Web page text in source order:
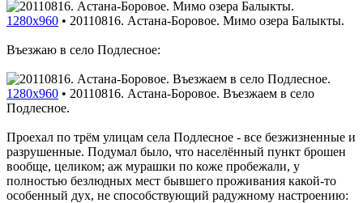
1280x960 • 20110816. Астана-Боровое. Мимо озера Балыкты.
Въезжаю в село Подлесное:
1280x960 • 20110816. Астана-Боровое. Въезжаем в село
Подлесное.
Проехал по трём улицам села Подлесное - все безжизненные и
разрушенные. Подумал было, что населённый пункт брошен
вообще, целиком; аж мурашки по коже пробежали, у
полностью безлюдных мест бывшего проживания какой-то
особенный дух, не способствующий радужному настроению: